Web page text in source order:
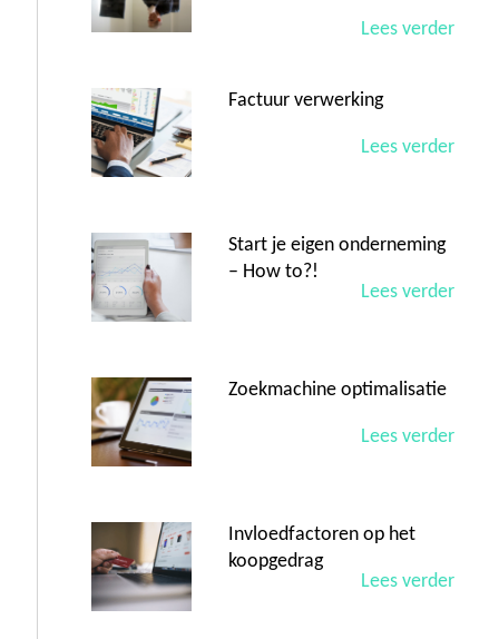
Lees verder
Factuur verwerking
Lees verder
Start je eigen onderneming
– How to?!
Lees verder
Zoekmachine optimalisatie
Lees verder
Invloedfactoren op het
koopgedrag
Lees verder